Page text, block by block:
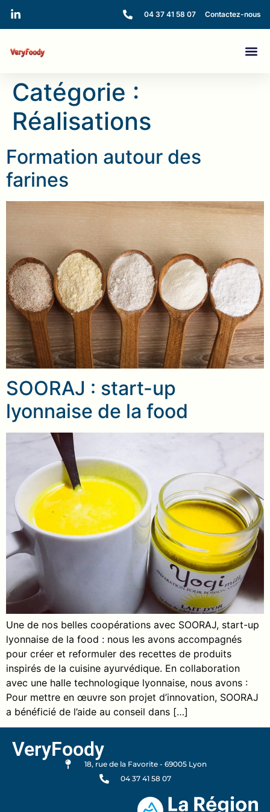
04 37 41 58 07 Contactez-nous
Catégorie :
Réalisations
Formation autour des
farines
SOORAJ : start-up
lyonnaise de la food
Une de nos belles coopérations avec SOORAJ, start-up
lyonnaise de la food : nous les avons accompagnés
pour créer et reformuler des recettes de produits
inspirés de la cuisine ayurvédique. En collaboration
avec une halle technologique lyonnaise, nous avons :
Pour mettre en œuvre son projet d’innovation, SOORAJ
a bénéficié de l’aide au conseil dans […]
VeryFoody
18, rue de la Favorite - 69005 Lyon
04 37 41 58 07